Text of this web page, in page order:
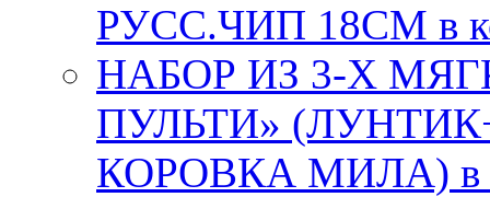
РУСС.ЧИП 18СМ в
НАБОР ИЗ 3-Х
ПУЛЬТИ»
КОРОВКА МИЛА) в